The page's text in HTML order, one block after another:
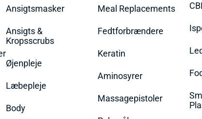
Ansigtsmasker
Ansigts &
Kropsscrubs
Øjenpleje
Læbepleje
Body
Meal Replacements
Fedtforbrændere
Keratin
Aminosyrer
Massagepistoler